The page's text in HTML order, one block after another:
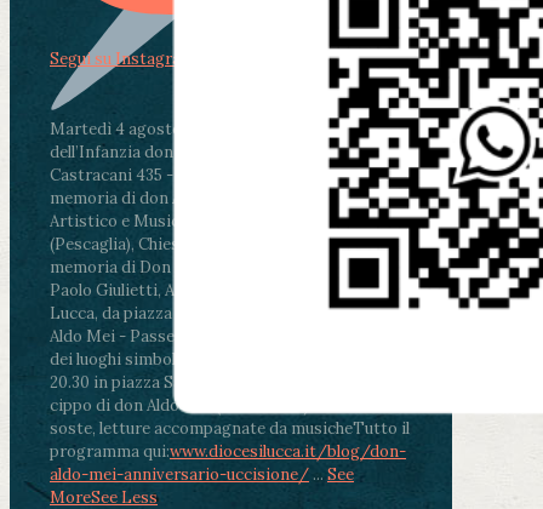
Martedì 4 agosto2026
ore 11:30 - Lucca, Scuola
dell’Infanzia don Aldo Mei - Viale Castruccio
Castracani 435 - Inaugurazione murales in
memoria di don Aldo Mei curato dal Liceo
Artistico e Musicale “Passaglia”
ore 18 - Fiano
(Pescaglia), Chiesa parrocchiale - Messa in
memoria di Don Aldo Mei celebrata da mons.
Paolo Giulietti, Arcivescovo di Lucca
ore 20.30 -
Lucca, da piazza San Michele al Cippo di don
Aldo Mei - Passeggiata della Memoria in alcuni
dei luoghi simbolo della città. Ritrovo alle ore
20.30 in piazza San Michele con conclusione al
cippo di don Aldo Mei (Porta Elisa). Durante le
soste, letture accompagnate da musicheTutto il
programma qui:www.diocesilucca.it/blog/don-
aldo-mei-anniversario-uccisione/ ... See
MoreSee Less
Segui su Instagram